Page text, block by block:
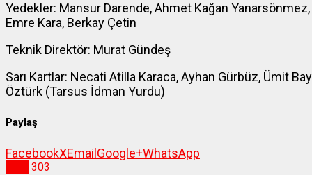
Yedekler: Mansur Darende, Ahmet Kağan
Emre Kara, Berkay Çetin
Teknik Direktör: Murat Gündeş
Sarı Kartlar: Necati Atilla Karaca, Ayhan Gürbüz, Ümit
Öztürk (Tarsus İdman Yurdu)
Paylaş
FacebookXEmail Google+WhatsApp
303